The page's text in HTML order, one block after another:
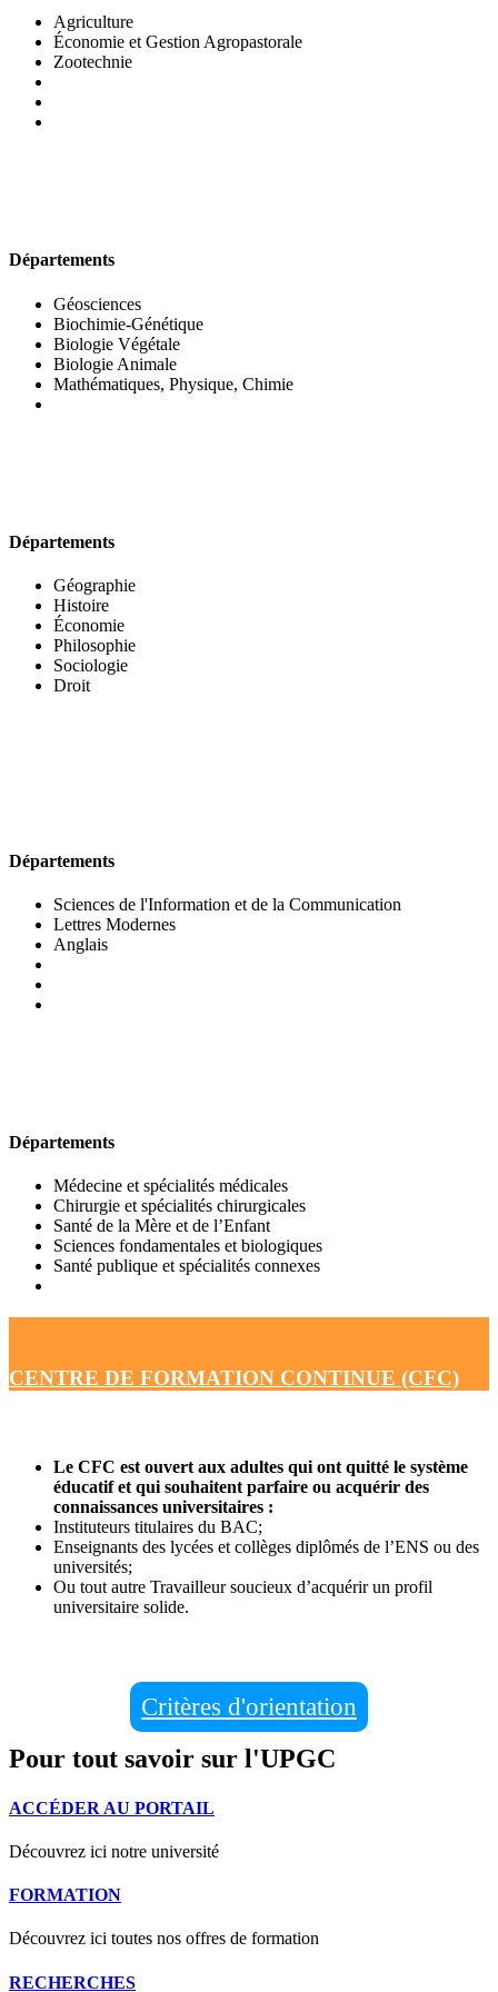
Agriculture
Économie et Gestion Agropastorale
Zootechnie
Départements
Géosciences
Biochimie-Génétique
Biologie Végétale
Biologie Animale
Mathématiques, Physique, Chimie
Départements
Géographie
Histoire
Économie
Philosophie
Sociologie
Droit
Départements
Sciences de l'Information et de la Communication
Lettres Modernes
Anglais
Départements
Médecine et spécialités médicales
Chirurgie et spécialités chirurgicales
Santé de la Mère et de l’Enfant
Sciences fondamentales et biologiques
Santé publique et spécialités connexes
CENTRE DE FORMATION CONTINUE (CFC)
Le CFC est ouvert aux adultes qui ont quitté le système
éducatif et qui souhaitent parfaire ou acquérir des
connaissances universitaires :
Instituteurs titulaires du BAC;
Enseignants des lycées et collèges diplômés de l’ENS ou des
universités;
Ou tout autre Travailleur soucieux d’acquérir un profil
universitaire solide.
Critères d'orientation
Pour tout savoir sur l'UPGC
ACCÉDER AU PORTAIL
Découvrez ici notre université
FORMATION
Découvrez ici toutes nos offres de formation
RECHERCHES